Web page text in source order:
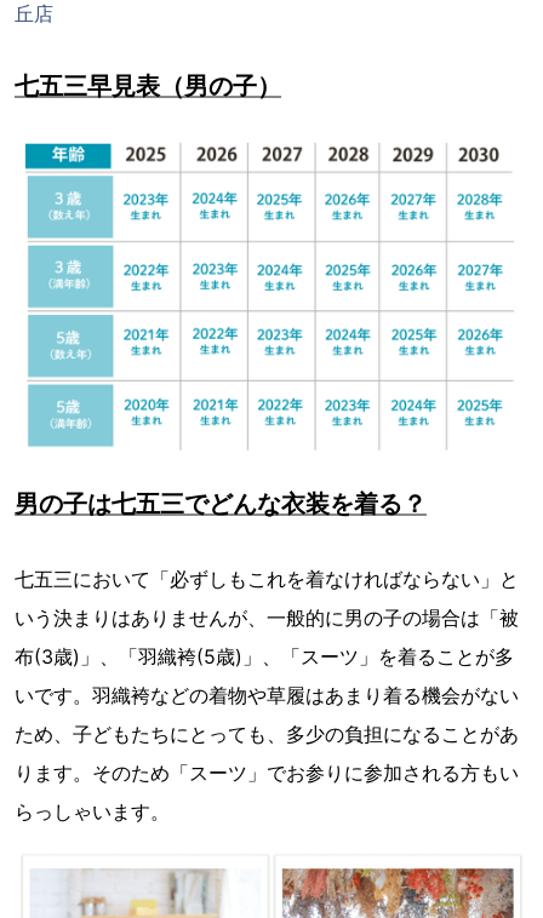
丘店
七五三早見表（男の子）
男の子は七五三でどんな衣装を着る？
七五三において「必ずしもこれを着なければならない」と
いう決まりはありませんが、一般的に男の子の場合は「被
布(3歳)」、「羽織袴(5歳)」、「スーツ」を着ることが多
いです。羽織袴などの着物や草履はあまり着る機会がない
ため、子どもたちにとっても、多少の負担になることがあ
ります。そのため「スーツ」でお参りに参加される方もい
らっしゃいます。